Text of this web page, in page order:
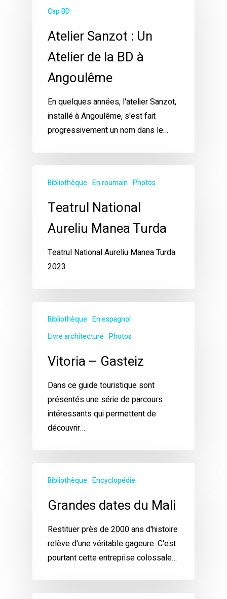
Cap BD
Atelier Sanzot : Un
Atelier de la BD à
Angoulême
En quelques années, l'atelier Sanzot,
installé à Angoulême, s'est fait
progressivement un nom dans le…
Bibliothèque En roumain Photos
Teatrul National
Aureliu Manea Turda
Teatrul National Aureliu Manea Turda.
2023
Bibliothèque En espagnol
Livre architecture Photos
Vitoria – Gasteiz
Dans ce guide touristique sont
présentés une série de parcours
intéressants qui permettent de
découvrir…
Bibliothèque Encyclopédie
Grandes dates du Mali
Restituer près de 2000 ans d'histoire
relève d'une véritable gageure. C'est
pourtant cette entreprise colossale…